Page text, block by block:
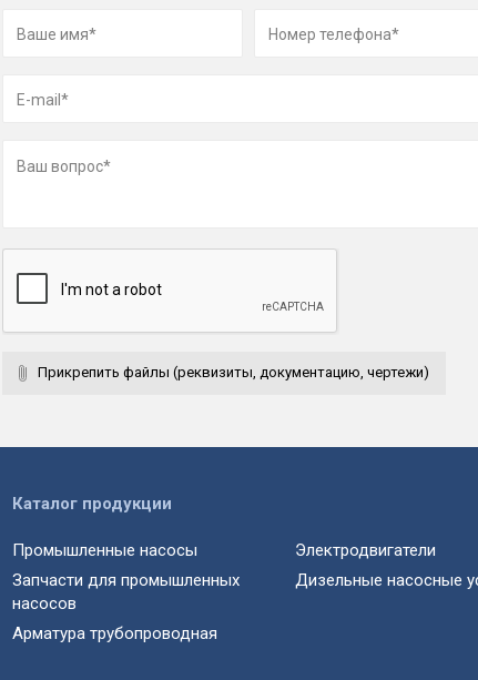
Прикрепить файлы (реквизиты, документацию, чертежи)
Каталог продукции
Промышленные насосы
Запчасти для промышленных
насосов
Арматура трубопроводная
Электродвигатели
Дизельные насосные